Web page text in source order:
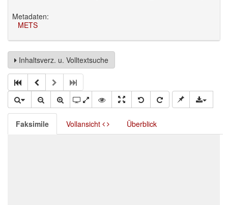
Metadaten:
METS
Inhaltsverz. u. Volltextsuche
Faksimile Vollansicht Überblick